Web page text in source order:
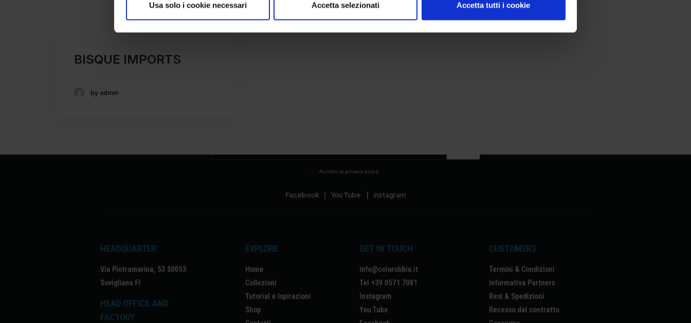
Usa solo i cookie necessari Accetta selezionati Accetta tutti i cookie
BISQUE IMPORTS
by admin
Accetto la privacy policy
Facebook | You Tube| Instagram
HEADQUARTER
Via Pietramarina, 53 50053
Sovigliana FI
HEAD OFFICE AND
FACTORY
EXPLORE
Home
Collezioni
Tutorial e Ispirazioni
Shop
GET IN TOUCH
info@colorobbia.it
Tel +39 0571 7081
Instagram
You Tube
CUSTOMERS
Termini & Condizioni
Informativa Partners
Resi & Spedizioni
Recesso dal contratto